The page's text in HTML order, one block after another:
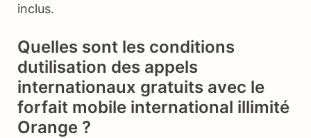
inclus.
Quelles sont les conditions
dutilisation des appels
internationaux gratuits avec le
forfait mobile international illimité
Orange ?